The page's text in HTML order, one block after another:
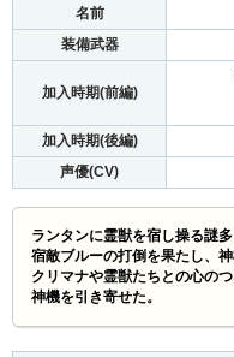
名前
装備武器
加入時期(前編)
加入時期(後編)
声優(CV)
ランタンに霊獣を宿し操る謎多
宿敵ブルーの打倒を果たし、
クリマナや霊獣たちとの心の
神機を引き寄せた。